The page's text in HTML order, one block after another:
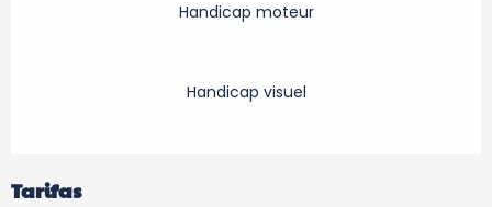
Handicap moteur
Handicap visuel
Tarifas